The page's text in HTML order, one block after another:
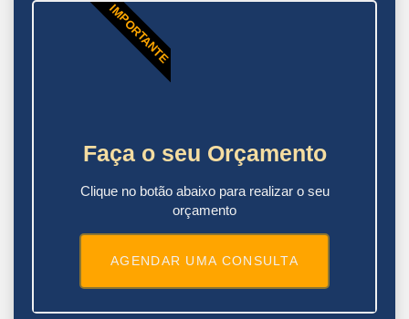
Faça o seu Orçamento
Clique no botão abaixo para realizar o seu
orçamento
AGENDAR UMA CONSULTA
IMPORTANTE